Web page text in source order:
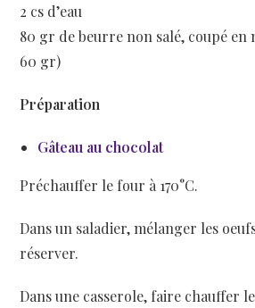
2 cs d’eau
80 gr de beurre non salé, coupé en
60 gr)
Préparation
Gâteau au chocolat
Préchauffer le four à 170°C.
Dans un saladier, mélanger les
réserver.
Dans une casserole, faire chauffer